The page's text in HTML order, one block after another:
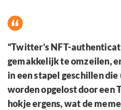
“Twitter’s NFT-
gemakkelijk te omzeilen,
in een stapel geschillen
worden opgelost door een
hokje ergens, wat de